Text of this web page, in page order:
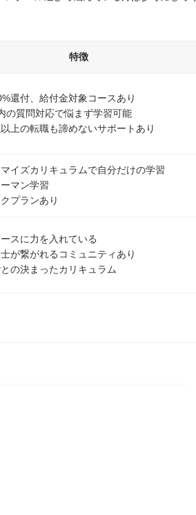
特徴
還付、給付金対象コースあり
の質問対応で悩まず学習可能
上の転職も諦めないサポートあり
イズカリキュラムで自分だけの学習
マン学習
プランあり
スに力を入れている
が繋がれるコミュニティあり
の決まったカリキュラム